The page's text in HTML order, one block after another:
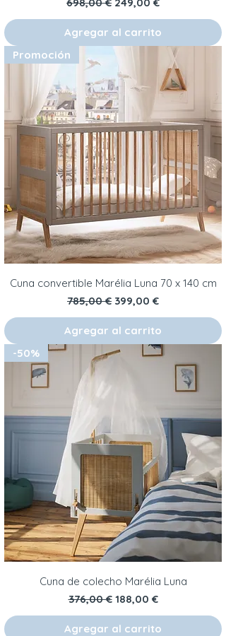
698,00 € 249,00 €
Agregar al carrito
Promoción
Cuna convertible Marélia Luna 70 x 140 cm
Precio
785,00 € Precio de oferta
399,00 €
Agregar al carrito
-50%
Cuna de colecho Marélia Luna
Precio
376,00 € Precio de oferta
188,00 €
Agregar al carrito